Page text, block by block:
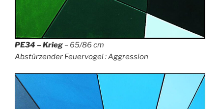
PE34 – Krieg – 65/86 cm
Abstürzender Feuervogel : Aggression